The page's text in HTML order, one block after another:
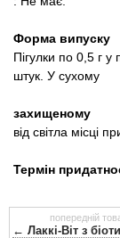
Форма випуску
Пігулки по 0,5 г
штук. У сухому
захищеному
від світла місці
Термін
попередній
← Лаккі-Віт з